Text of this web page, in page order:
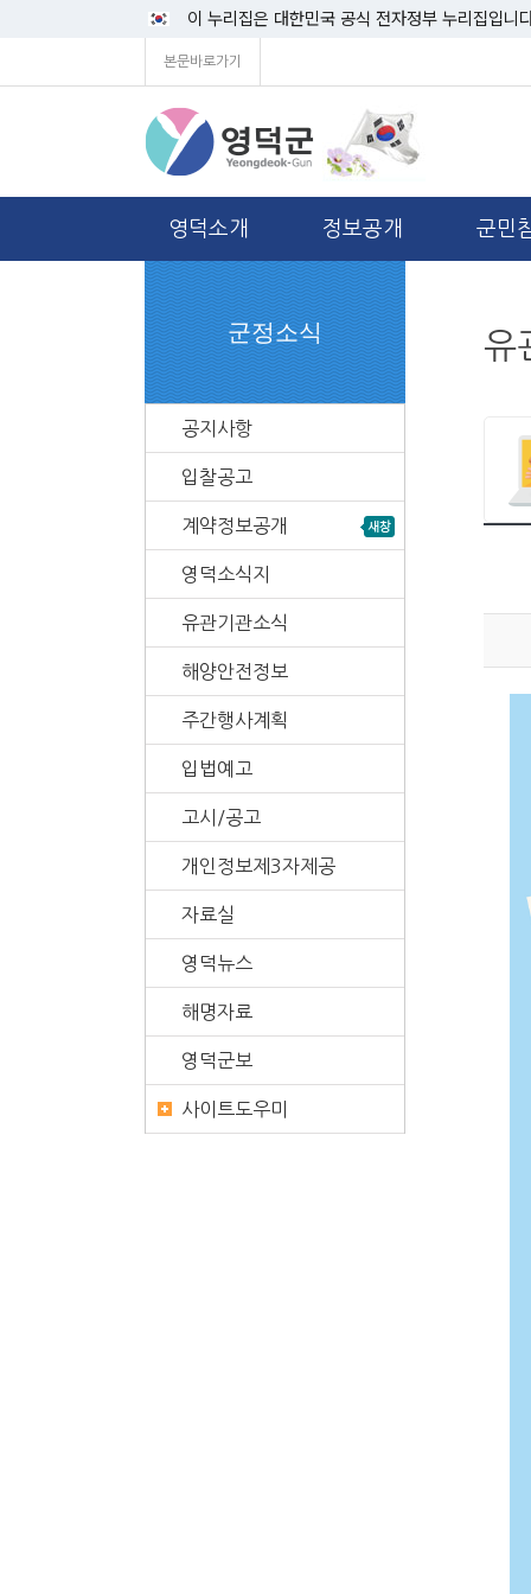
이 누리집은 대한민국 공식 전자정부 누리집입니
본문바로가기
영덕소개 정보공개 군민
유
군정소식
공지사항
입찰공고
계약정보공개
영덕소식지
유관기관소식
해양안전정보
주간행사계획
입법예고
고시/공고
개인정보제3자제공
자료실
영덕뉴스
해명자료
영덕군보
사이트도우미